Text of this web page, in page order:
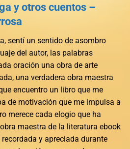
y otros cuentos –
sentí un sentido de asombro
del autor, las palabras
oración una obra de arte
una verdadera obra maestra
encuentro un libro que me
de motivación que me impulsa a
merece cada elogio que ha
maestra de la literatura ebook
y apreciada durante